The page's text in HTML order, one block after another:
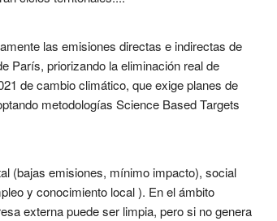
las emisiones directas e indirectas de
París, priorizando la eliminación real de
de cambio climático, que exige planes de
metodologías Science Based Targets
(bajas emisiones, mínimo impacto), social
y conocimiento local ). En el ámbito
externa puede ser limpia, pero si no genera